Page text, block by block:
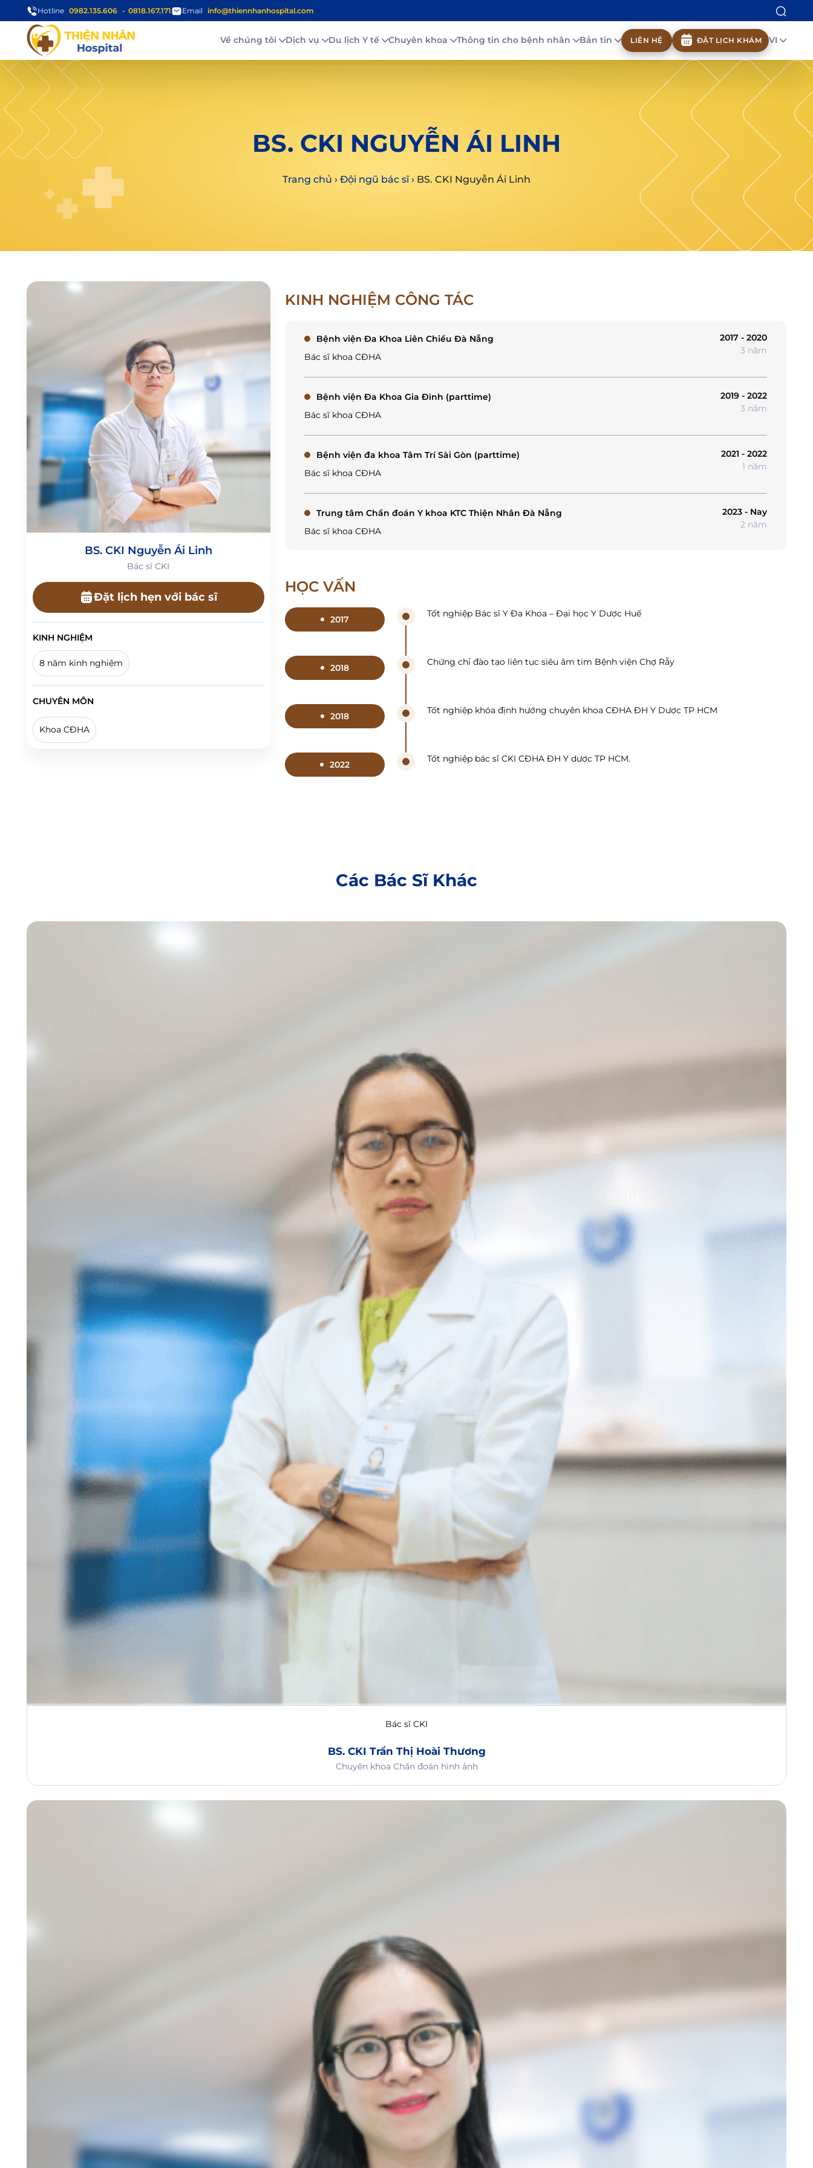
Hotline 0982.135.606 0818.167.171 Email info@thiennhanhospital.com
Về chúng tôi Dịch vụ Du lịch Y tế Chuyên khoa Thông tin cho bệnh nhân Bản tin LIÊN HỆ ĐẶT LỊCH KHÁM VI
BS. CKI NGUYỄN ÁI LINH
Trang chủ › Đội ngũ bác sĩ› BS. CKI Nguyễn Ái Linh
BS. CKI Nguyễn Ái Linh
Bác sĩ CKI
Đặt lịch hẹn với bác sĩ
KINH NGHIỆM
8 năm kinh nghiệm
CHUYÊN MÔN
Khoa CĐHA
KINH NGHIỆM CÔNG TÁC
Bệnh viện Đa Khoa Liên Chiểu Đà Nẵng
Bác sĩ khoa CĐHA
2017 - 2020
3 năm
Bệnh viện Đa Khoa Gia Đình (parttime)
Bác sĩ khoa CĐHA
2019 - 2022
3 năm
Bệnh viện đa khoa Tâm Trí Sài Gòn (parttime)
Bác sĩ khoa CĐHA
2021 - 2022
1 năm
Trung tâm Chẩn đoán Y khoa KTC Thiện Nhân Đà Nẵng
Bác sĩ khoa CĐHA
2023 - Nay
2 năm
HỌC VẤN
2017
Tốt nghiệp Bác sĩ Y Đa Khoa – Đại học Y Dược Huế
2018
Chứng chỉ đào tạo liên tục siêu âm tim Bệnh viện Chợ Rẫy
2018
Tốt nghiệp khóa định hướng chuyên khoa CĐHA ĐH Y Dược TP HCM
2022
Tốt nghiệp bác sĩ CKI CĐHA ĐH Y dược TP HCM.
Các Bác Sĩ Khác
Bác sĩ CKI
BS. CKI Trần Thị Hoài Thương
Chuyên khoa Chẩn đoán hình ảnh